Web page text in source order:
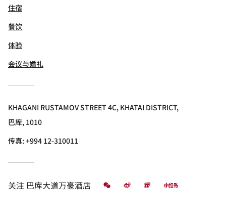
住宿
餐饮
体验
会议与婚礼
KHAGANI RUSTAMOV STREET 4C, KHATAI DISTRICT,
巴库, 1010
传真:+994 12-310011
关注 巴库大道万豪酒店 微信 微博 飞猪 小红书